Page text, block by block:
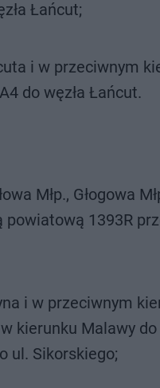
Łańcut;
i w przeciwnym
do węzła Łańcut.
Młp., Głogowa
1393R
i w przeciwnym
kierunku Malawy
ul. Sikorskiego;